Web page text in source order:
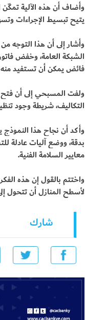
وأضاف أن هذه الآلية تمكّن
يتيح تبسيط الإجراءات
وأشار إلى أن هذا التوجه
الشبكة العامة، وخفض
فائض يمكن أن تستفيد منه
ولفت المسبحي إلى أن فتح
التكاليف، شريطة وجود
وأكد أن نجاح هذا النموذج
بدقة، ووضع آليات عادلة
معايير السلامة الفنية.
واختتم بالقول إن هذه
لأسطح المنازل أن تتحول
شارك